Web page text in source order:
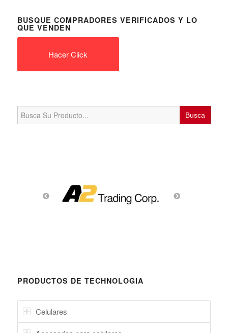
BUSQUE COMPRADORES VERIFICADOS Y LO
QUE VENDEN
Hacer Click
Search
for:
PRODUCTOS DE TECHNOLOGIA
Celulares